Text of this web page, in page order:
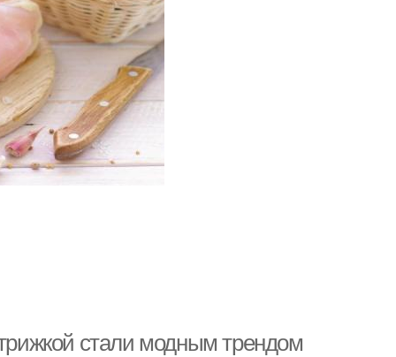
стали модным трендом